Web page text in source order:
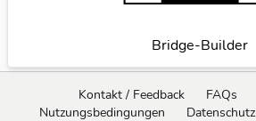
Bridge-Builder
Kontakt / Feedback FAQs
Nutzungsbedingungen
Datenschutz